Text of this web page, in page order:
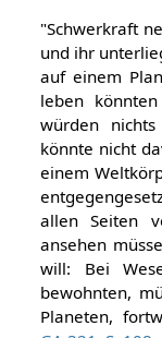
"Schwerkraft
und ihr
auf einem
leben
würden
könnte nicht
einem
allen Seiten
ansehen
will: Bei
bewohnten,
Planeten,